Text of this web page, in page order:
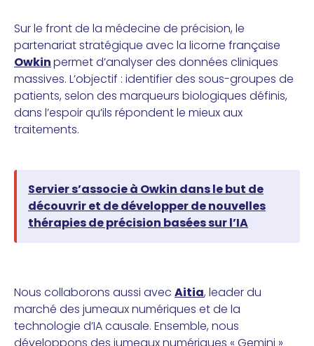
Sur le front de la médecine de précision, le
partenariat stratégique avec la licorne française
Owkinpermet d’analyser des données cliniques
massives. L’objectif : identifier des sous-groupes de
patients, selon des marqueurs biologiques définis,
dans l’espoir qu’ils répondent le mieux aux
traitements.
Servier s’associe à Owkin dans le but de
découvrir et de développer de nouvelles
thérapies de précision basées sur l’IA
Nous collaborons aussi avec Aitia, leader du
marché des jumeaux numériques et de la
technologie d’IA causale. Ensemble, nous
développons des jumeaux numériques « Gemini »